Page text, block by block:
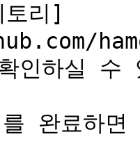
리]
인하실 수
를 완료하